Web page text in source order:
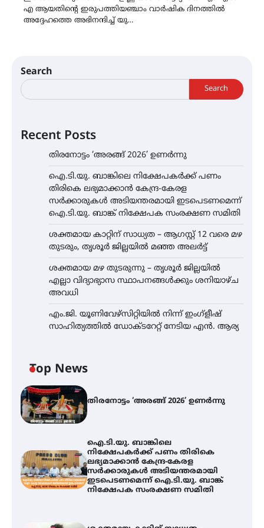
എ ആയതിന്റെ ഇരുപത്തിയഞ്ചാം വാർഷിക ദിനത്തിൽ
അദ്ദേഹത്തെ അഭിനന്ദിച്ച് യു…
Search
Search
Recent Posts
തിരനോട്ടം ‘അരങ്ങ് 2026’ ഉണർന്നു
ഐ.ടി.യു. ബാങ്കിലെ നിക്ഷേപകർക്ക് പണം
തിരികെ ലഭ്യമാക്കാൻ കേന്ദ്ര-കേരള
സർക്കാരുകൾ അടിയന്തരമായി ഇടപെടണമെന്ന്
ഐ.ടി.യു. ബാങ്ക് നിക്ഷേപക സംരക്ഷണ സമിതി
ശക്തമായ കാറ്റിന് സാധ്യത – ആഗസ്റ്റ് 12 വരെ മഴ
തുടരും, തൃശൂർ ജില്ലയിൽ മഞ്ഞ അലർട്ട്
ശക്തമായ മഴ തുടരുന്നു – തൃശൂർ ജില്ലയിൽ
എല്ലാ വിദ്യാഭ്യാസ സ്ഥാപനങ്ങൾക്കും ശനിയാഴ്ച
അവധി
എം.ജി. യൂണിവേഴ്‌സിറ്റിയിൽ നിന്ന് ഇംഗ്ളീഷ്
സാഹിത്യത്തിൽ ഡോക്ടറേറ്റ് നേടിയ എൻ. ആര്യ
Top News
തിരനോട്ടം ‘അരങ്ങ് 2026’ ഉണർന്നു
ഐ.ടി.യു. ബാങ്കിലെ
നിക്ഷേപകർക്ക് പണം തിരികെ
ലഭ്യമാക്കാൻ കേന്ദ്ര-കേരള
സർക്കാരുകൾ അടിയന്തരമായി
ഇടപെടണമെന്ന് ഐ.ടി.യു. ബാങ്ക്
നിക്ഷേപക സംരക്ഷണ സമിതി